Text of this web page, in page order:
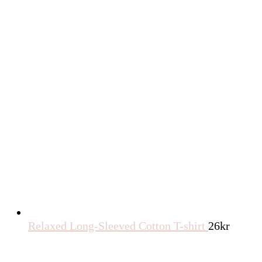
Relaxed Long-Sleeved Cotton T-shirt 26kr